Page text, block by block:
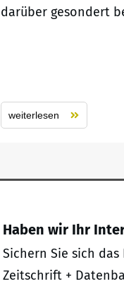
darüber gesondert
weiterlesen
Haben wir Ihr
Sichern Sie sich das
Zeitschrift +